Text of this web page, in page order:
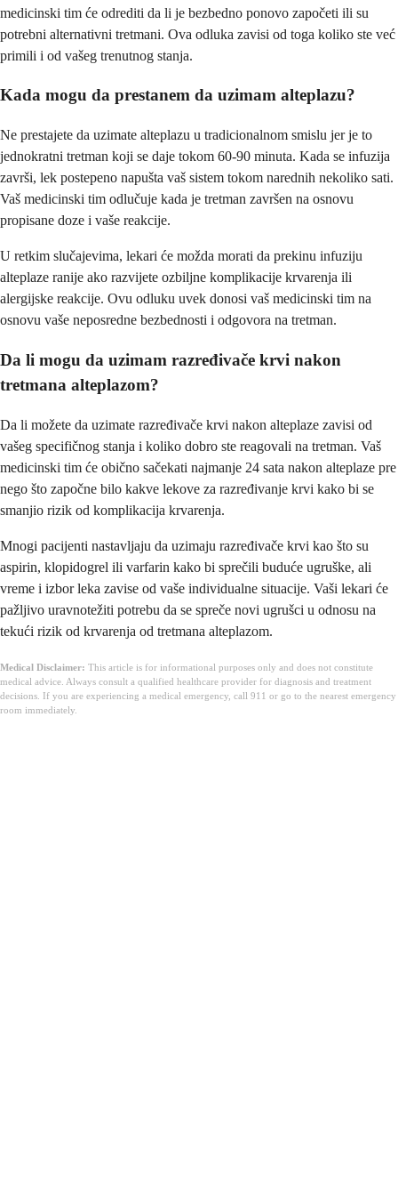
medicinski tim će odrediti da li je bezbedno ponovo započeti ili su
potrebni alternativni tretmani. Ova odluka zavisi od toga koliko ste već
primili i od vašeg trenutnog stanja.
Kada mogu da prestanem da uzimam alteplazu?
Ne prestajete da uzimate alteplazu u tradicionalnom smislu jer je to
jednokratni tretman koji se daje tokom 60-90 minuta. Kada se infuzija
završi, lek postepeno napušta vaš sistem tokom narednih nekoliko sati.
Vaš medicinski tim odlučuje kada je tretman završen na osnovu
propisane doze i vaše reakcije.
U retkim slučajevima, lekari će možda morati da prekinu infuziju
alteplaze ranije ako razvijete ozbiljne komplikacije krvarenja ili
alergijske reakcije. Ovu odluku uvek donosi vaš medicinski tim na
osnovu vaše neposredne bezbednosti i odgovora na tretman.
Da li mogu da uzimam razređivače krvi nakon
tretmana alteplazom?
Da li možete da uzimate razređivače krvi nakon alteplaze zavisi od
vašeg specifičnog stanja i koliko dobro ste reagovali na tretman. Vaš
medicinski tim će obično sačekati najmanje 24 sata nakon alteplaze pre
nego što započne bilo kakve lekove za razređivanje krvi kako bi se
smanjio rizik od komplikacija krvarenja.
Mnogi pacijenti nastavljaju da uzimaju razređivače krvi kao što su
aspirin, klopidogrel ili varfarin kako bi sprečili buduće ugruške, ali
vreme i izbor leka zavise od vaše individualne situacije. Vaši lekari će
pažljivo uravnotežiti potrebu da se spreče novi ugrušci u odnosu na
tekući rizik od krvarenja od tretmana alteplazom.
Medical Disclaimer: This article is for informational purposes only and does not constitute
medical advice. Always consult a qualified healthcare provider for diagnosis and treatment
decisions. If you are experiencing a medical emergency, call 911 or go to the nearest emergency
room immediately.